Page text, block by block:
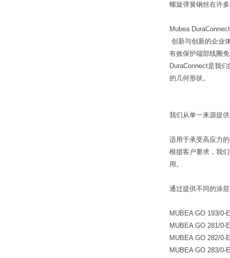
螺旋弹簧钢丝在许
Mubea
创新与创新的企业
有效保护端部线圈
DuraConnect是我
的几何形状。
我们从单一来源提
适用于承受高应力
根据客户要求，我
用。
通过提供不同的涂
MUBEA GO 193/0-
MUBEA GO 281/0-
MUBEA GO 282/0-
MUBEA GO 283/0-